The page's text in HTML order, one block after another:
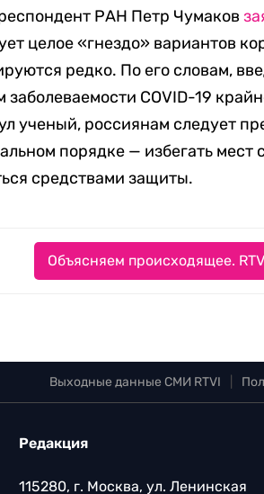
РАН Петр Чумаков
целое «гнездо» вариантов
редко. По его словам,
заболеваемости COVID-19
ученый, россиянам следует
порядке — избегать мест
средствами защиты.
Объясняем происходящее.
Выходные данные СМИ RTVI
Редакция
115280, г. Москва, ул. Ленинская